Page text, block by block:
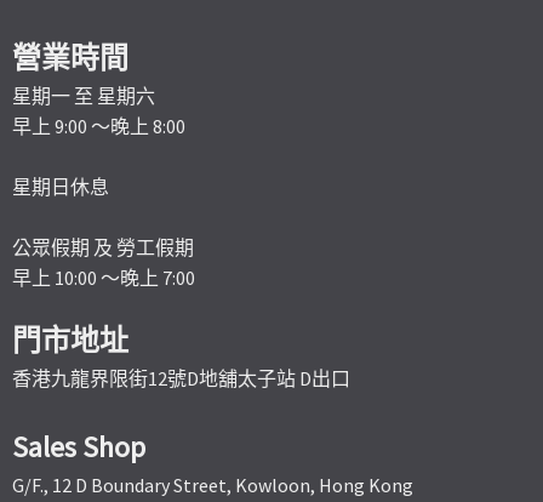
營業時間
星期一 至 星期六
早上 9:00 ～晚上 8:00
星期日休息
公眾假期 及 勞工假期
早上 10:00 ～晚上 7:00
門市地址
香港九龍界限街12號D地舖太子站 D出口
Sales Shop
G/F., 12 D Boundary Street, Kowloon, Hong Kong